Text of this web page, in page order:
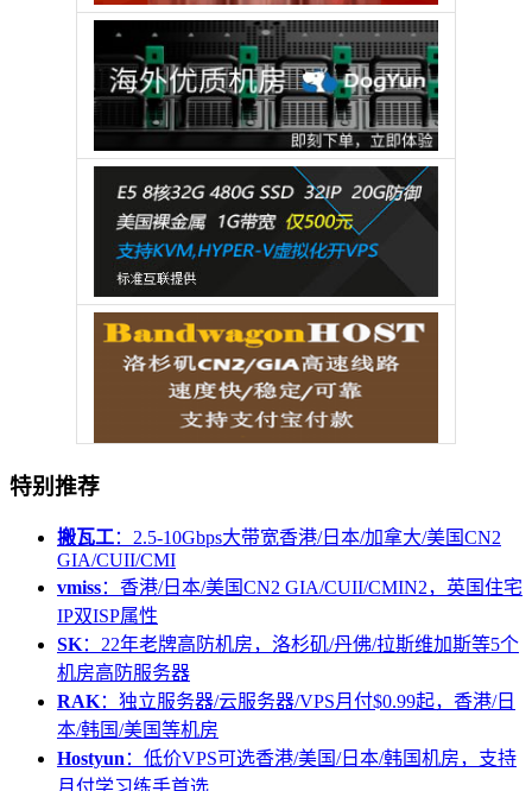
特别推荐
搬瓦工：2.5-10Gbps大带宽香港/日本/加拿大/美国CN2
GIA/CUII/CMI
vmiss：香港/日本/美国CN2 GIA/CUII/CMIN2，英国住宅
IP双ISP属性
SK：22年老牌高防机房，洛杉矶/丹佛/拉斯维加斯等5个
机房高防服务器
RAK：独立服务器/云服务器/VPS月付$0.99起，香港/日
本/韩国/美国等机房
Hostyun ：低价VPS可选香港/美国/日本/韩国机房，支持